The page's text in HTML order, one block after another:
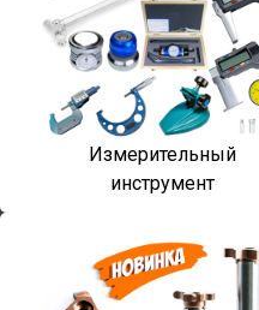
Измерительный
инструмент